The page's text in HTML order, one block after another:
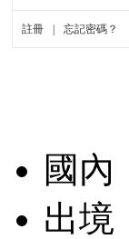
國內
出境